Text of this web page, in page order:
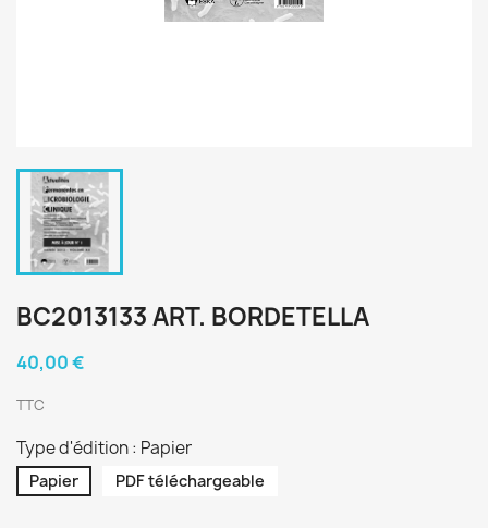
BC2013133 ART. BORDETELLA
40,00 €
TTC
Type d'édition : Papier
Papier PDF téléchargeable